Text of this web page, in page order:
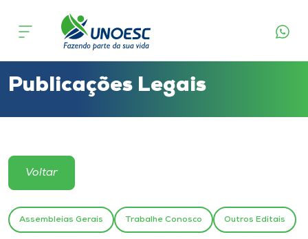
Cursos
Atendimento ao Estudante
Portal de Ensino
Publicações Legais
Voltar
Assembleias Gerais Trabalhe Conosco Outros Editais